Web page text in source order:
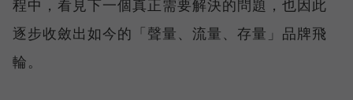
程中，看見下一個真正需要解決的問題，也因此
逐步收斂出如今的「聲量、流量、存量」品牌飛
輪。